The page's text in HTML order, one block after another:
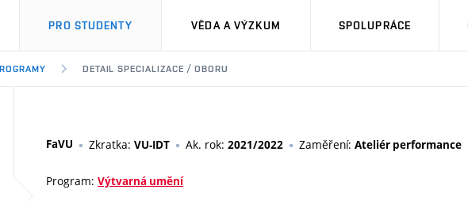
PRO STUDENTY VĚDA A VÝZKUM SPOLUPRÁCE
DETAIL SPECIALIZACE / OBORU
FaVU Zkratka: VU-IDT Ak. rok: 2021/2022 Zaměření: Ateliér performance
Program: Výtvarná umění